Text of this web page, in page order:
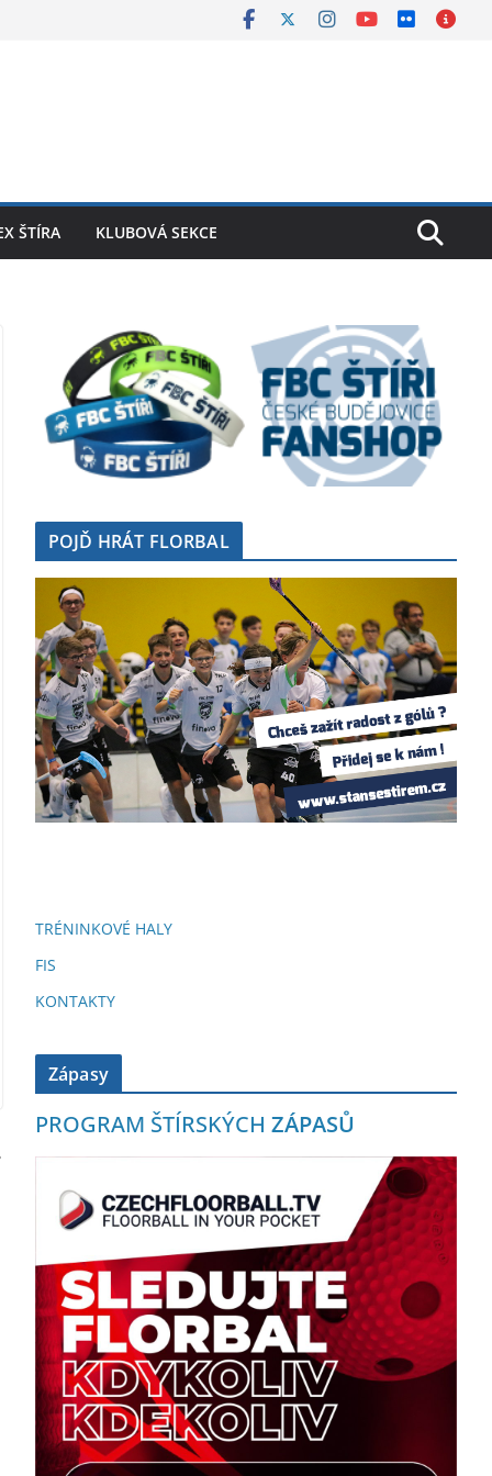
ŠTÍRA KLUBOVÁ SEKCE
POJĎ HRÁT FLORBAL
TRÉNINKOVÉ HALY
FIS
KONTAKTY
Zápasy
PROGRAM ŠTÍRSKÝCH ZÁPASŮ